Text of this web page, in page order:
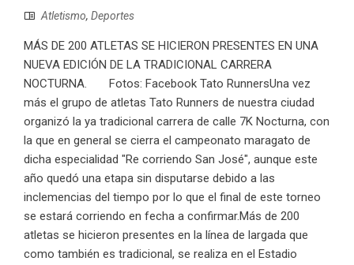
Atletismo, Deportes
MÁS DE 200 ATLETAS SE HICIERON PRESENTES EN UNA
NUEVA EDICIÓN DE LA TRADICIONAL CARRERA
NOCTURNA. Fotos: Facebook Tato RunnersUna vez
más el grupo de atletas Tato Runners de nuestra ciudad
organizó la ya tradicional carrera de calle 7K Nocturna, con
la que en general se cierra el campeonato maragato de
dicha especialidad "Re corriendo San José", aunque este
año quedó una etapa sin disputarse debido a las
inclemencias del tiempo por lo que el final de este torneo
se estará corriendo en fecha a confirmar.Más de 200
atletas se hicieron presentes en la línea de largada que
como también es tradicional, se realiza en el Estadio